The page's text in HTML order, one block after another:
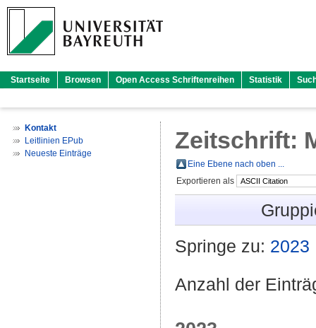
Startseite Browsen Open Access Schriftenreihen Statistik
Kontakt
Leitlinien EPub
Neueste Einträge
Zeitschrift:
Eine Ebene nach oben ...
Exportieren als
Springe zu: 2023
Anzahl der